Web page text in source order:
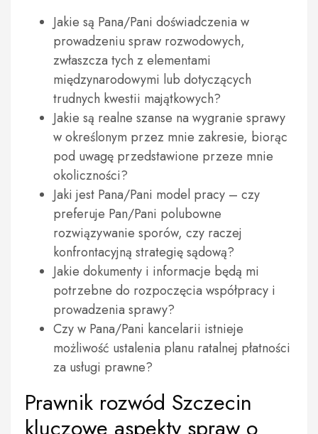
Jakie są Pana/Pani doświadczenia w
prowadzeniu spraw rozwodowych,
zwłaszcza tych z elementami
międzynarodowymi lub dotyczących
trudnych kwestii majątkowych?
Jakie są realne szanse na wygranie sprawy
w określonym przez mnie zakresie, biorąc
pod uwagę przedstawione przeze mnie
okoliczności?
Jaki jest Pana/Pani model pracy – czy
preferuje Pan/Pani polubowne
rozwiązywanie sporów, czy raczej
konfrontacyjną strategię sądową?
Jakie dokumenty i informacje będą mi
potrzebne do rozpoczęcia współpracy i
prowadzenia sprawy?
Czy w Pana/Pani kancelarii istnieje
możliwość ustalenia planu ratalnej płatności
za usługi prawne?
Prawnik rozwód Szczecin
kluczowe aspekty spraw o